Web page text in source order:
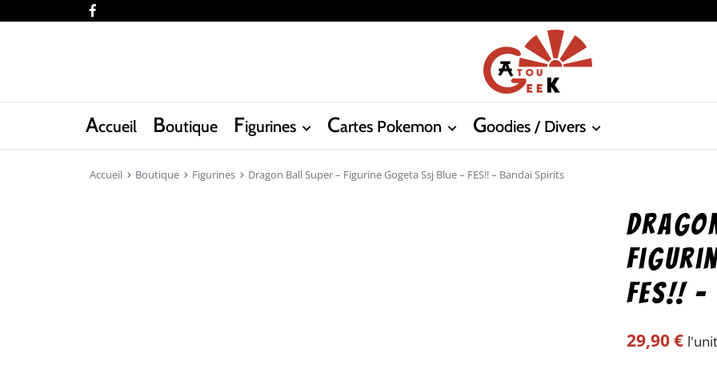
facebook
Accueil Boutique Figurines Cartes Pokemon Goodies / Divers
Accueil Boutique Figurines Dragon Ball Super – Figurine Gogeta Ssj Blue – FES!! – Bandaï Spirits
FES!!
29,90€